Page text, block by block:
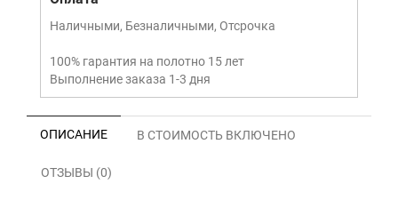
Наличными, Безналичными, Отсрочка
100% гарантия на полотно 15 лет
Выполнение заказа 1-3 дня
ОПИСАНИЕ В СТОИМОСТЬ ВКЛЮЧЕНО
ОТЗЫВЫ (0)